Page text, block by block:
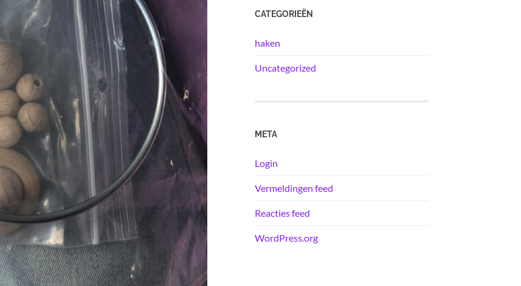
CATEGORIEËN
haken
Uncategorized
META
Login
Vermeldingen feed
Reacties feed
WordPress.org